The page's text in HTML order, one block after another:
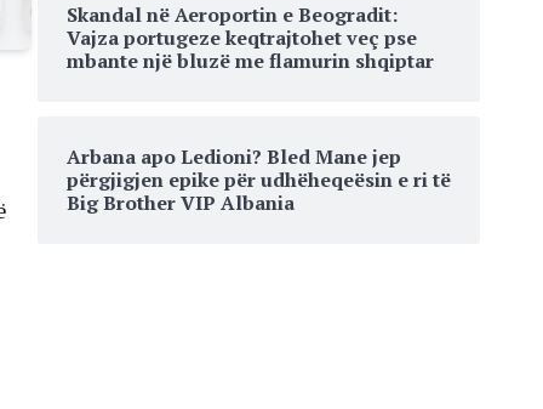
Skandal në Aeroportin e Beogradit:
Vajza portugeze keqtrajtohet veç pse
mbante një bluzë me flamurin shqiptar
Arbana apo Ledioni? Bled Mane jep
përgjigjen epike për udhëheqeësin e ri të
Big Brother VIP Albania